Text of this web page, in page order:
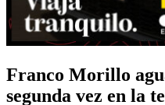
Franco Morillo
segunda vez en la